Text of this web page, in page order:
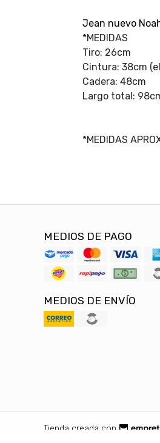
Jean nuevo
*MEDIDAS
Tiro: 26cm
Cintura: 38cm
Cadera: 48cm
Largo total:
*MEDIDAS
MEDIOS DE PAGO
MEDIOS DE ENVÍO
Tienda creada con